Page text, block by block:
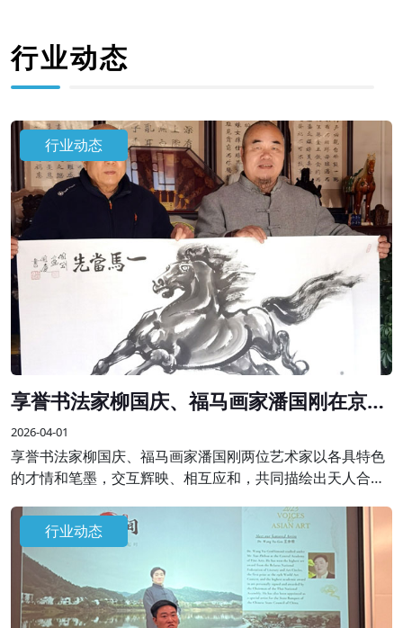
行业动态
行业动态
享誉书法家柳国庆、福马画家潘国刚在京联
袂创作精品画作
2026-04-01
享誉书法家柳国庆、福马画家潘国刚两位艺术家以各具特色
的才情和笔墨，交互辉映、相互应和，共同描绘出天人合一
愿，抒发新时代的“精气神”。
行业动态